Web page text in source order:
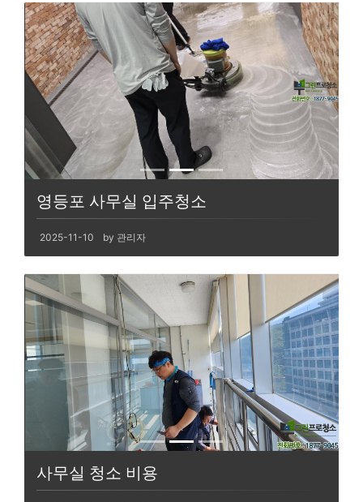
영등포 사무실 입주청소
2025-11-10 by 관리자
사무실 청소 비용